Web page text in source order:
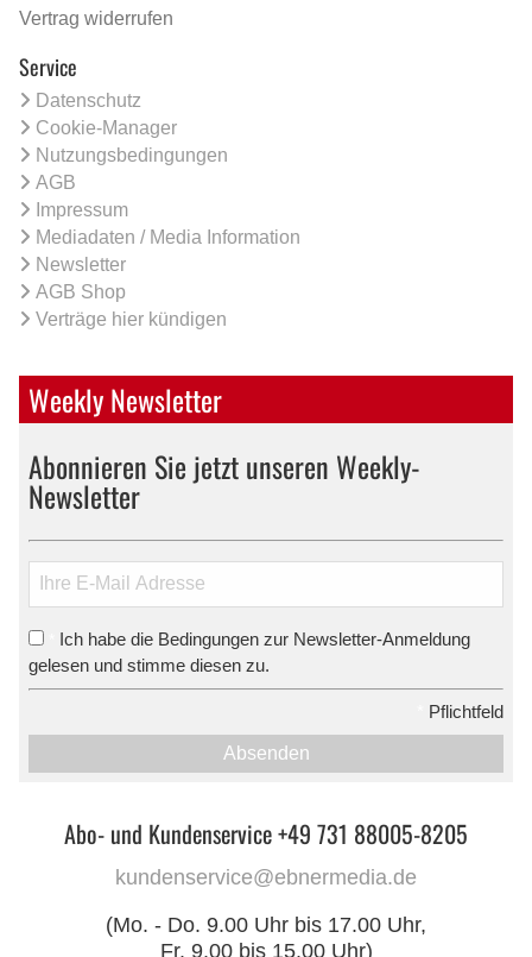
Vertrag widerrufen
Service
Datenschutz
Cookie-Manager
Nutzungsbedingungen
AGB
Impressum
Mediadaten / Media Information
Newsletter
AGB Shop
Verträge hier kündigen
Weekly Newsletter
Abonnieren Sie jetzt unseren Weekly-
Newsletter
Ich habe die Bedingungen zur Newsletter-Anmeldung
gelesen und stimme diesen zu.
Pflichtfeld
Absenden
Abo- und Kundenservice +49 731 88005-8205
kundenservice@ebnermedia.de
(Mo. - Do. 9.00 Uhr bis 17.00 Uhr,
Fr. 9.00 bis 15.00 Uhr)